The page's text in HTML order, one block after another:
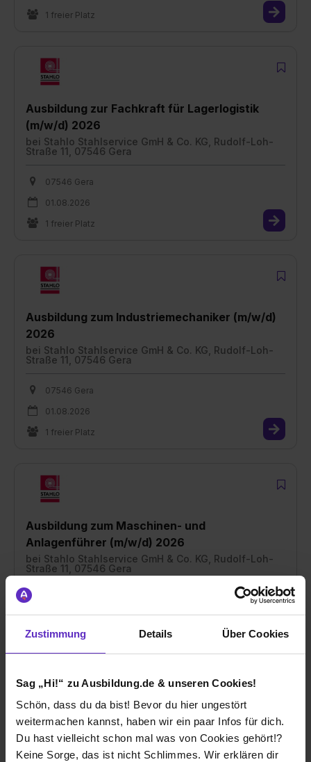
Zustimmung Details Über Cookies
Sag „Hi!“ zu Ausbildung.de & unseren Cookies!
Schön, dass du da bist! Bevor du hier ungestört
weitermachen kannst, haben wir ein paar Infos für dich.
Du hast vielleicht schon mal was von Cookies gehört!?
Keine Sorge, das ist nicht Schlimmes. Wir erklären dir
1 freier Platz
Ausbildung zur Fachkraft für Lagerlogistik
(m/w/d) 2026
bei Stahlo Stahlservice GmH & Co. KG, Rudolf-Loh-
Straße 11, 07546 Gera
07546 Gera
01.08.2026
1 freier Platz
Ausbildung zum Industriemechaniker (m/w/d)
2026
bei Stahlo Stahlservice GmH & Co. KG, Rudolf-Loh-
Straße 11, 07546 Gera
07546 Gera
01.08.2026
1 freier Platz
Ausbildung zum Maschinen- und
Anlagenführer (m/w/d) 2026
bei Stahlo Stahlservice GmH & Co. KG, Rudolf-Loh-
Straße 11, 07546 Gera
1 freier Platz
Ausbildung Elektroniker für Betriebstechnik
(m/w/d) 2026